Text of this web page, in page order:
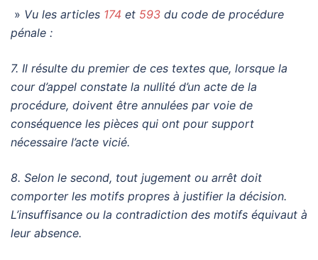
» Vu les articles 174 et 593 du code de procédure
pénale :
7. Il résulte du premier de ces textes que, lorsque la
cour d’appel constate la nullité d’un acte de la
procédure, doivent être annulées par voie de
conséquence les pièces qui ont pour support
nécessaire l’acte vicié.
8. Selon le second, tout jugement ou arrêt doit
comporter les motifs propres à justifier la décision.
L’insuffisance ou la contradiction des motifs équivaut à
leur absence.